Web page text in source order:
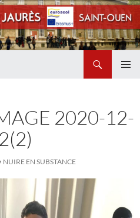
2020-12-
NUIRE EN SUBSTANCE